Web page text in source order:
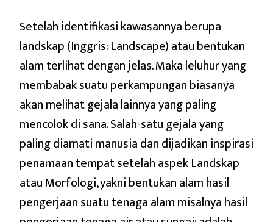
Setelah identifikasi kawasannya berupa
landskap (Inggris: Landscape) atau bentukan
alam terlihat dengan jelas. Maka leluhur yang
membabak suatu perkampungan biasanya
akan melihat gejala lainnya yang paling
mencolok di sana. Salah-satu gejala yang
paling diamati manusia dan dijadikan inspirasi
penamaan tempat setelah aspek Landskap
atau Morfologi, yakni bentukan alam hasil
pengerjaan suatu tenaga alam misalnya hasil